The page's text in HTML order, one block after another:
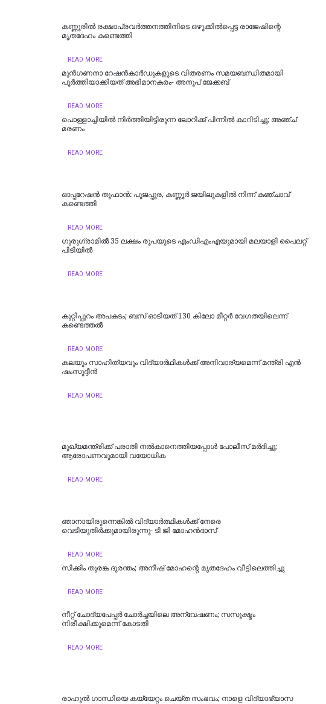
കണ്ണൂരിൽ രക്ഷാപ്രവർത്തനത്തിനിടെ ഒഴുക്കിൽപ്പെട്ട രാജേഷിന്റെ
മൃതദേഹം കണ്ടെത്തി
READ MORE
മുൻഗണനാ റേഷൻകാർഡുകളുടെ വിതരണം സമയബന്ധിതമായി
പൂർത്തിയാക്കിയത് അഭിമാനകരം- അനൂപ് ജേക്കബ്
READ MORE
പൊള്ളാച്ചിയില്‍ നിർത്തിയിട്ടിരുന്ന ലോറിക്ക് പിന്നിൽ കാറിടിച്ചു; അഞ്ച്
മരണം
READ MORE
ഓപ്പറേഷൻ തൂഫാൻ: പൂജപ്പുര, കണ്ണൂർ ജയിലുകളിൽ നിന്ന് കഞ്ചാവ്
കണ്ടെത്തി
READ MORE
ഗുരുഗ്രാമിൽ 35 ലക്ഷം രൂപയുടെ എംഡിഎംഎയുമായി മലയാളി പൈലറ്റ്
പിടിയില്‍
READ MORE
കുറ്റിപ്പുറം അപകടം; ബസ് ഓടിയത് 130 കിലോ മീറ്റർ വേഗതയിലെന്ന്
കണ്ടെത്തൽ
READ MORE
കലയും സാഹിത്യവും വിദ്യാർഥികൾക്ക് അനിവാര്യമെന്ന് മന്ത്രി എൻ
ഷംസുദ്ദീൻ
READ MORE
മുഖ്യമന്ത്രിക്ക് പരാതി നൽകാനെത്തിയപ്പോൾ പോലീസ് മർദിച്ചു;
ആരോപണവുമായി വയോധിക
READ MORE
ഞാനായിരുന്നെങ്കില്‍ വിദ്യാര്‍ത്ഥികള്‍ക്ക് നേരെ
വെടിയുതിര്‍ക്കുമായിരുന്നു- ടി ജി മോഹൻദാസ്
READ MORE
സിക്കിം തുരങ്ക ​​​ദുരന്തം; അനീഷ്‌ മോഹന്റെ മൃതദേഹം വീട്ടിലെത്തിച്ചു
READ MORE
നീറ്റ് ചോദ്യപേപ്പര്‍ ചോര്‍ച്ചയിലെ അന്വേഷണം; സസൂക്ഷ്മം
നിരീക്ഷിക്കുമെന്ന് കോടതി
READ MORE
രാഹുൽ ​ഗാന്ധിയെ കയ്യേറ്റം ചെയ്ത സംഭവം‌; നാളെ വിദ്യാഭ്യാസ